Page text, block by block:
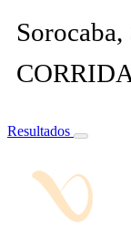
Sorocaba,
Resultados